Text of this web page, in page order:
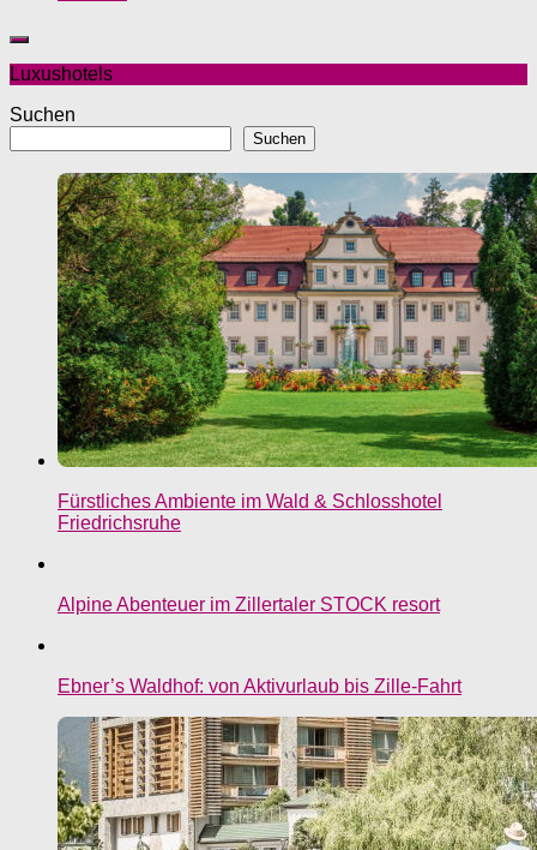
Luxushotels
Suchen
Suchen
Fürstliches Ambiente im Wald & Schlosshotel
Friedrichsruhe
Alpine Abenteuer im Zillertaler STOCK resort
Ebner’s Waldhof: von Aktivurlaub bis Zille-Fahrt